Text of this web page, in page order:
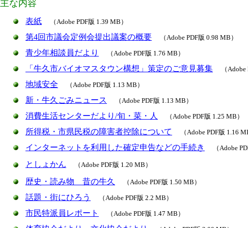
主な内容
表紙 （Adobe PDF版 1.39 MB）
第4回市議会定例会提出議案の概要 （Adobe PDF版 0.98 MB）
青少年相談員だより （Adobe PDF版 1.76 MB）
「牛久市バイオマスタウン構想」策定のご意見募集 （
地域安全 （Adobe PDF版 1.13 MB）
新・牛久ごみニュース （Adobe PDF版 1.13 MB）
消費生活センターだより/旬・菜・人 （Adobe PDF版 1.25 MB）
所得税・市県民税の障害者控除について （Adobe PDF版 1.16
インターネットを利用した確定申告などの手続き （Adobe
としょかん （Adobe PDF版 1.20 MB）
歴史・読み物 昔の牛久 （Adobe PDF版 1.50 MB）
話題・街にひろう （Adobe PDF版 2.2 MB）
市民特派員レポート （Adobe PDF版 1.47 MB）